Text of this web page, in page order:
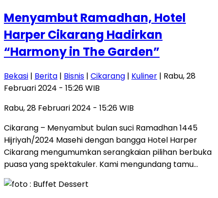
Menyambut Ramadhan, Hotel
Harper Cikarang Hadirkan
“Harmony in The Garden”
Bekasi | Berita | Bisnis | Cikarang | Kuliner | Rabu, 28
Februari 2024 - 15:26 WIB
Rabu, 28 Februari 2024 - 15:26 WIB
Cikarang – Menyambut bulan suci Ramadhan 1445
Hijriyah/2024 Masehi dengan bangga Hotel Harper
Cikarang mengumumkan serangkaian pilihan berbuka
puasa yang spektakuler. Kami mengundang tamu…